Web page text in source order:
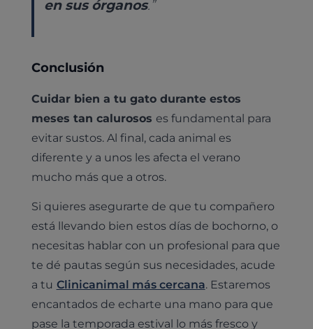
en sus órganos.”
Conclusión
Cuidar bien a tu gato durante estos
meses tan calurosos es fundamental para
evitar sustos. Al final, cada animal es
diferente y a unos les afecta el verano
mucho más que a otros.
Si quieres asegurarte de que tu compañero
está llevando bien estos días de bochorno, o
necesitas hablar con un profesional para que
te dé pautas según sus necesidades, acude
a tu Clinicanimal más cercana. Estaremos
encantados de echarte una mano para que
pase la temporada estival lo más fresco y